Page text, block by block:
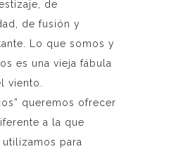
de
de fusión y
Lo que somos y
es una vieja fábula
viento.
queremos ofrecer
a la que
para